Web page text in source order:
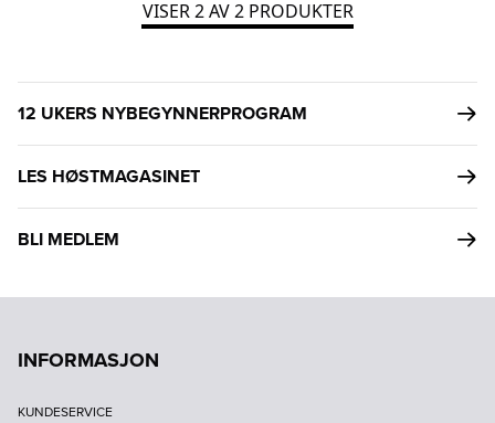
VISER2AV2PRODUKTER
12 UKERS NYBEGYNNERPROGRAM
LES HØSTMAGASINET
BLI MEDLEM
INFORMASJON
KUNDESERVICE